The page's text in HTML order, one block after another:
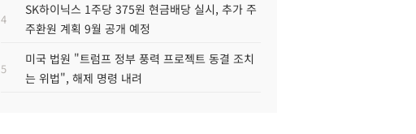
4
SK하이닉스 1주당 375원 현금배당 실시, 추가 주
주환원 계획 9월 공개 예정
5
미국 법원 "트럼프 정부 풍력 프로젝트 동결 조치
는 위법", 해제 명령 내려